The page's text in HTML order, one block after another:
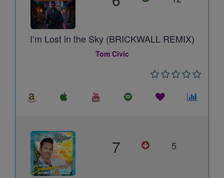
I’m Lost in the Sky (BRICKWALL REMIX)
Tom Civic
7 5